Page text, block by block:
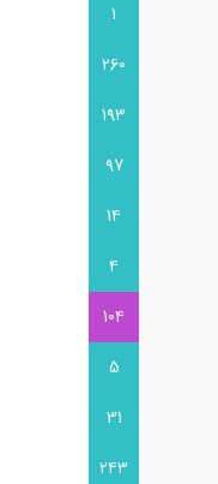
1
260
193
97
14
4
104
5
31
243